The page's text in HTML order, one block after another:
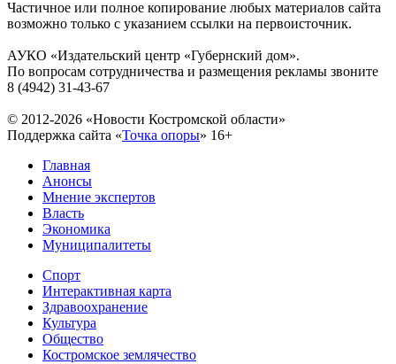
Частичное или полное копирование любых материалов сайта
возможно только с указанием ссылки на первоисточник.
АУКО «Издательский центр «Губернский дом».
По вопросам сотрудничества и размещения рекламы звоните
8 (4942) 31-43-67
© 2012-2026 «Новости Костромской области»
Поддержка сайта «Точка опоры» 16+
Главная
Анонсы
Мнение экспертов
Власть
Экономика
Муниципалитеты
Спорт
Интерактивная карта
Здравоохранение
Культура
Общество
Костромское землячество